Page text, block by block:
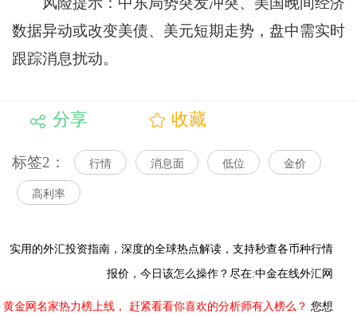
数据异动或改变美债、美元短期走势，盘中需实时
跟踪消息扰动。
分享 收藏
标签2： 行情 消息面 低位 金价
高利率
实用的外汇投资指南， 深度的全球热点解读， 支持秒查各币种行情
报价，今日该怎么操作？尽在:中金在线外汇网
黄金网名家热力榜上线， 赶紧看看你喜欢的分析师有入榜么？ 您想